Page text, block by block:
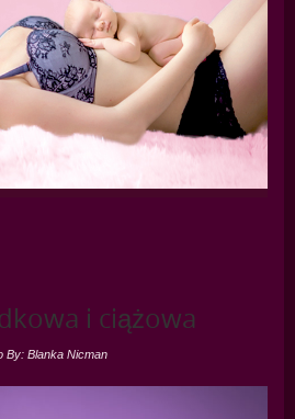
i ciążowa
By: Blanka Nicman